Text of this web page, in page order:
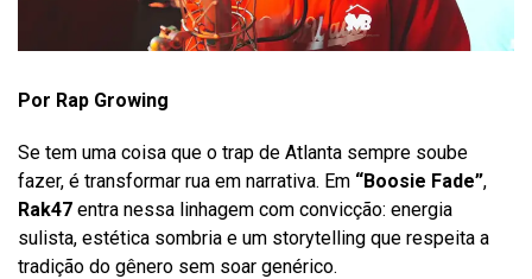
Por Rap Growing
Se tem uma coisa que o trap de Atlanta sempre soube
fazer, é transformar rua em narrativa. Em “Boosie Fade”,
Rak47 entra nessa linhagem com convicção: energia
sulista, estética sombria e um storytelling que respeita a
tradição do gênero sem soar genérico.